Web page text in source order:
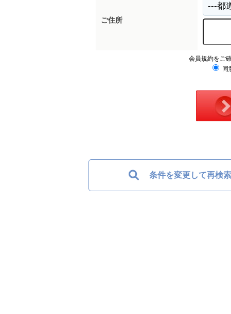
ご住所
会員規約をご
同
条件を変更して再検索